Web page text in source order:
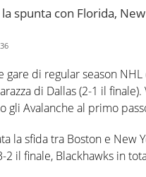
la spunta con Florida,
gare di regular season
di Dallas (2-1 il
gli Avalanche al primo
la sfida tra Boston e New
2 il finale, Blackhawks in